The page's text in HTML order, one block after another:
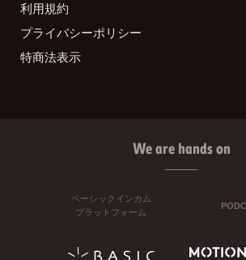
利用規約
プライバシーポリシー
特商法表示
We are hands on
ベーシックインカム
プラットフォーム